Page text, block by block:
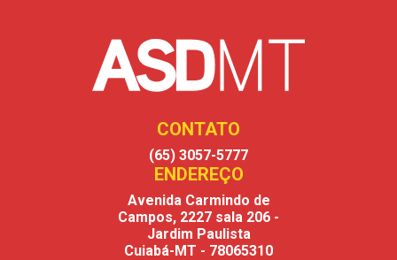
CONTATO
- Telefone
(65) 3057-5777
ENDEREÇO
Avenida Carmindo de
Campos, 2227 sala 206 -
Jardim Paulista
Cuiabá-MT - 78065310